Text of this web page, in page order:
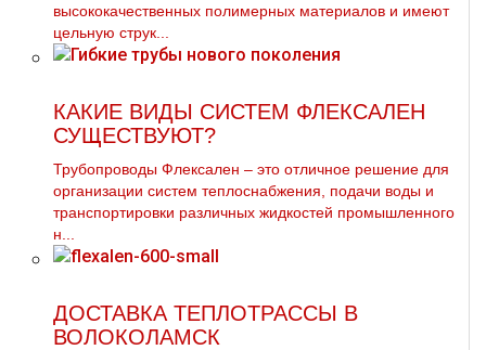
высококачественных полимерных материалов и имеют
цельную струк...
КАКИЕ ВИДЫ СИСТЕМ ФЛЕКСАЛЕН
СУЩЕСТВУЮТ?
Трубопроводы Флексален – это отличное решение для
организации систем теплоснабжения, подачи воды и
транспортировки различных жидкостей промышленного
н...
ДОСТАВКА ТЕПЛОТРАССЫ В
ВОЛОКОЛАМСК